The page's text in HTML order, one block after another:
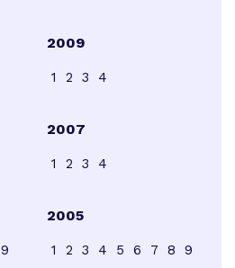
2009
1 2 3 4
2007
1 2 3 4
9
2005
1 2 3 4 5 6 7 8
9